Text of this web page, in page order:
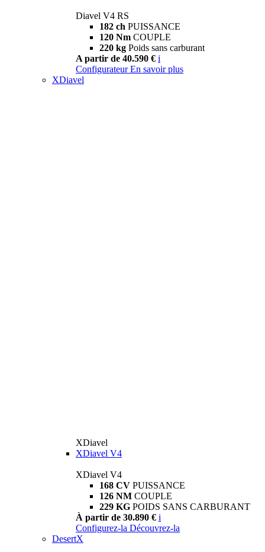
Diavel V4 RS
182 ch PUISSANCE
120 Nm COUPLE
220 kg Poids sans carburant
A partir de 40.590 € i
Configurateur En savoir plus
XDiavel
XDiavel
XDiavel V4
XDiavel V4
168 CV PUISSANCE
126 NM COUPLE
229 KG POIDS SANS CARBURANT
À partir de 30.890 € i
Configurez-la Découvrez-la
DesertX